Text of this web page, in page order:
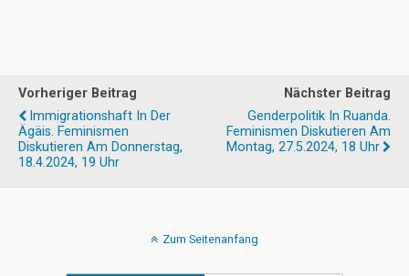
Vorheriger Beitrag
Immigrationshaft In Der
Ägäis. Feminismen
Diskutieren Am Donnerstag,
18.4.2024, 19 Uhr
Nächster Beitrag
Genderpolitik In Ruanda.
Feminismen Diskutieren Am
Montag, 27.5.2024, 18 Uhr
Zum Seitenanfang